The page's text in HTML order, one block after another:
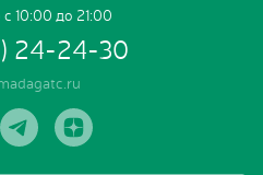
10:00 до 21:00
24-24-30